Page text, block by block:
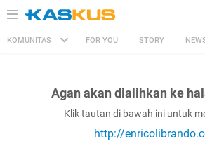
KOMUNITAS FOR YOU STORY
Agan akan dialihkan ke
Klik tautan di bawah ini untuk
http://